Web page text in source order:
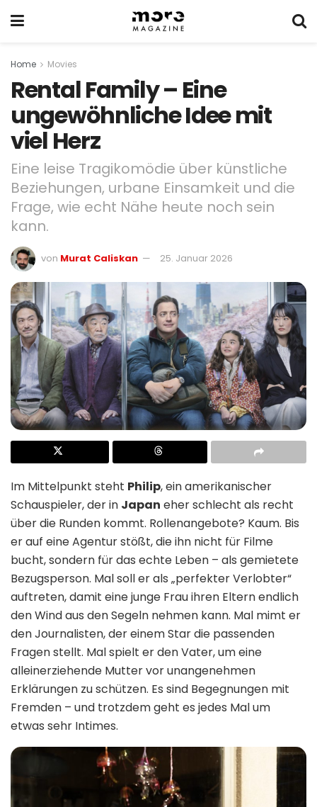
Home Movies
Rental Family – Eine
ungewöhnliche Idee mit
viel Herz
Eine leise Tragikomödie über künstliche
Beziehungen, urbane Einsamkeit und die
Frage, wie echt Nähe heute noch sein
kann.
von Murat Caliskan 25. Januar 2026
Im Mittelpunkt steht Philip, ein amerikanischer
Schauspieler, der in Japan eher schlecht als recht
über die Runden kommt. Rollenangebote? Kaum. Bis
er auf eine Agentur stößt, die ihn nicht für Filme
bucht, sondern für das echte Leben – als gemietete
Bezugsperson. Mal soll er als „perfekter Verlobter“
auftreten, damit eine junge Frau ihren Eltern endlich
den Wind aus den Segeln nehmen kann. Mal mimt er
den Journalisten, der einem Star die passenden
Fragen stellt. Mal spielt er den Vater, um eine
alleinerziehende Mutter vor unangenehmen
Erklärungen zu schützen. Es sind Begegnungen mit
Fremden – und trotzdem geht es jedes Mal um
etwas sehr Intimes.